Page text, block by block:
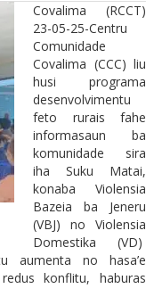
Covalima (RCCT)
23-05-25-Centru
Comunidade
Covalima (CCC) liu
husi programa
desenvolvimentu
feto rurais fahe
informasaun ba
komunidade sira
iha Suku Matai,
konaba Violensia
Bazeia ba Jeneru
(VBJ) no Violensia
Domestika (VD)
no hasa’e
konflitu, haburas